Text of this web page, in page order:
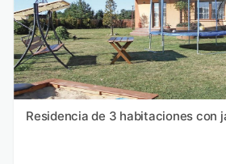
Residencia de 3 habitaciones con